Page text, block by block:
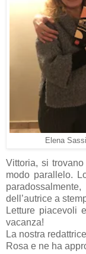
Elena
Vittoria, si
modo parallelo.
dell’autrice a
Letture piacevoli
vacanza!
La nostra
Rosa e ne ha